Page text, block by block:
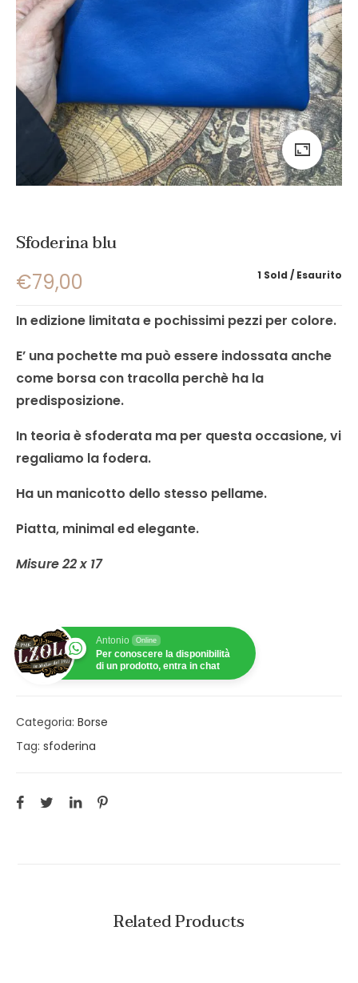
Sfoderina blu
1 Sold Esaurito
€79,00
In edizione limitata e pochissimi pezzi per colore.
E’ una pochette ma può essere indossata anche
come borsa con tracolla perchè ha la
predisposizione.
In teoria è sfoderata ma per questa occasione, vi
regaliamo la fodera.
Ha un manicotto dello stesso pellame.
Piatta, minimal ed elegante.
Misure 22 x 17
Antonio Online
Per conoscere la disponibilità
di un prodotto, entra in chat
Categoria: Borse
Tag: sfoderina
Related Products